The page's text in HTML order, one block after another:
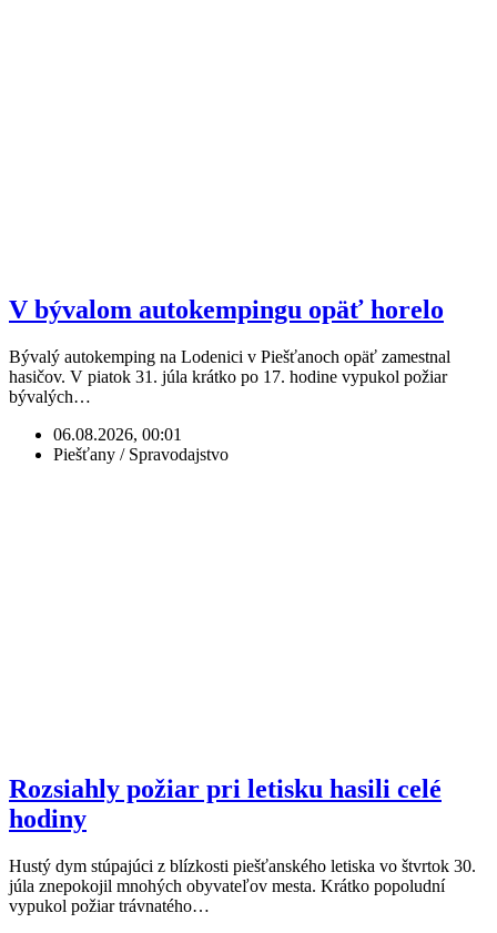
V bývalom autokempingu opäť horelo
Bývalý autokemping na Lodenici v Piešťanoch opäť zamestnal
hasičov. V piatok 31. júla krátko po 17. hodine vypukol požiar
bývalých…
06.08.2026, 00:01
Piešťany / Spravodajstvo
Rozsiahly požiar pri letisku hasili celé
hodiny
Hustý dym stúpajúci z blízkosti piešťanského letiska vo štvrtok 30.
júla znepokojil mnohých obyvateľov mesta. Krátko popoludní
vypukol požiar trávnatého…